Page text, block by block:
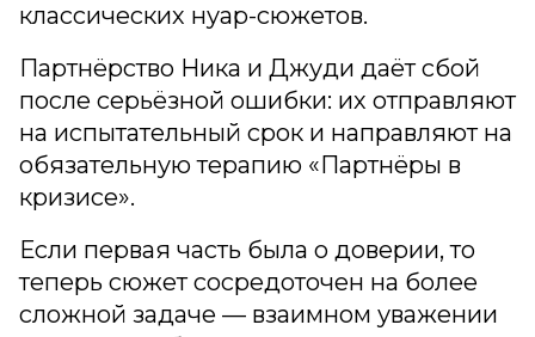
классических нуар-сюжетов.
Партнёрство Ника и Джуди даёт сбой
после серьёзной ошибки: их отправляют
на испытательный срок и направляют на
обязательную терапию «Партнёры в
кризисе».
Если первая часть была о доверии, то
теперь сюжет сосредоточен на более
сложной задаче — взаимном уважении